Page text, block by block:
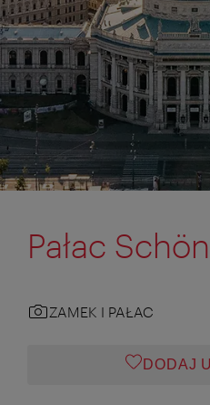
Pałac
ZAMEK I PAŁAC
DODAJ